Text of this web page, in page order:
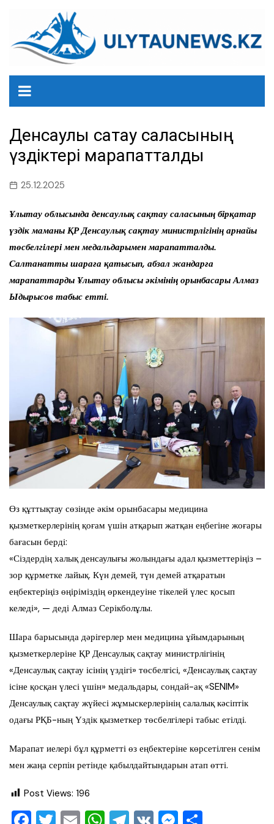
содержанию
Денсаулық сақтау саласының
үздіктері марапатталды
25.12.2025
Ұлытау облысында денсаулық сақтау саласының бірқатар
үздік маманы ҚР Денсаулық сақтау министрлігінің арнайы
төсбелгілері мен медальдарымен марапатталды.
Салтанатты шараға қатысып, абзал жандарға
марапаттарды Ұлытау облысы әкімінің орынбасары Алмаз
Ыдырысов табыс етті.
Өз құттықтау сөзінде әкім орынбасары медицина
қызметкерлерінің қоғам үшін атқарып жатқан еңбегіне жоғары
бағасын берді:
«Сіздердің халық денсаулығы жолындағы адал қызметтеріңіз –
зор құрметке лайық. Күн демей, түн демей атқаратын
еңбектеріңіз өңіріміздің өркендеуіне тікелей үлес қосып
келеді», — деді Алмаз Серікболұлы.
Шара барысында дәрігерлер мен медицина ұйымдарының
қызметкерлеріне ҚР Денсаулық сақтау министрлігінің
«Денсаулық сақтау ісінің үздігі» төсбелгісі, «Денсаулық сақтау
ісіне қосқан үлесі үшін» медальдары, сондай-ақ «SENIM»
Денсаулық сақтау жүйесі жұмыскерлерінің салалық кәсіптік
одағы РҚБ-ның Үздік қызметкер төсбелгілері табыс етілді.
Марапат иелері бұл құрметті өз еңбектеріне көрсетілген сенім
мен жаңа серпін ретінде қабылдайтындарын атап өтті.
Post Views: 196